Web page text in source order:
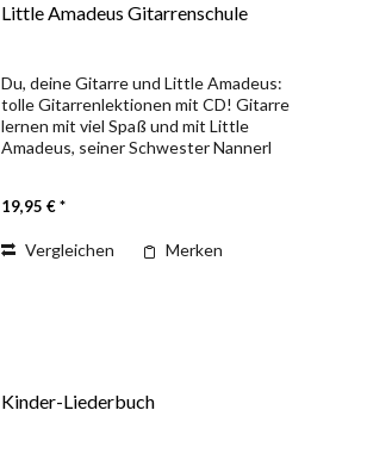
Little Amadeus Gitarrenschule
Du, deine Gitarre und Little Amadeus:
tolle Gitarrenlektionen mit CD! Gitarre
lernen mit viel Spaß und mit Little
Amadeus, seiner Schwester Nannerl
junge Gitarrist die...
19,95 € *
Vergleichen Merken
Kinder-Liederbuch